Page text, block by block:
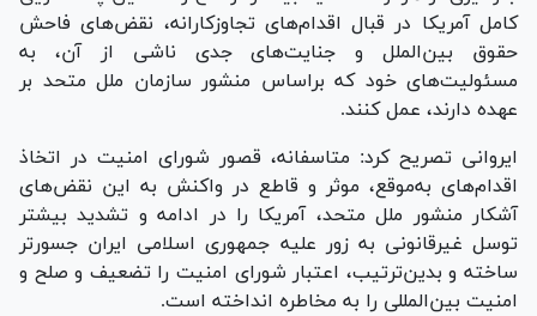
کامل آمریکا در قبال اقدام‌های تجاوزکارانه، نقض‌های فاحش
حقوق بین‌الملل و جنایت‌های جدی ناشی از آن، به
مسئولیت‌های خود که براساس منشور سازمان ملل متحد بر
عهده دارند، عمل کنند.
ایروانی تصریح کرد: متاسفانه، قصور شورای امنیت در اتخاذ
اقدام‌های به‌موقع، موثر و قاطع در واکنش به این نقض‌های
آشکار منشور ملل متحد، آمریکا را در ادامه و تشدید بیشتر
توسل غیرقانونی به زور علیه جمهوری اسلامی ایران جسورتر
ساخته و بدین‌ترتیب، اعتبار شورای امنیت را تضعیف و صلح و
امنیت بین‌المللی را به مخاطره انداخته است.